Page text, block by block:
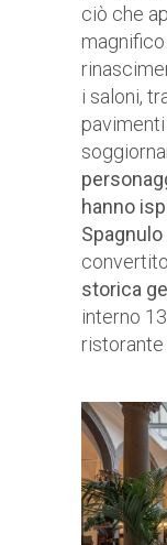
ciò che
i saloni,
hanno
storica
interno
ristorante